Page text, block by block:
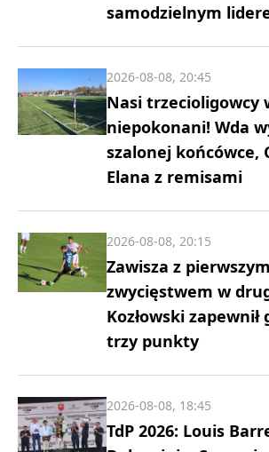
samodzielnym
Nasi trzecioligowcy
niepokonani! Wda
szalonej końcówce,
Elana z remisami
2026-08-08, 20:45
Zawisza z pierwszym
zwycięstwem w
Kozłowski
trzy punkty
2026-08-08, 20:15
TdP 2026: Louis
2026-08-08, 18:45